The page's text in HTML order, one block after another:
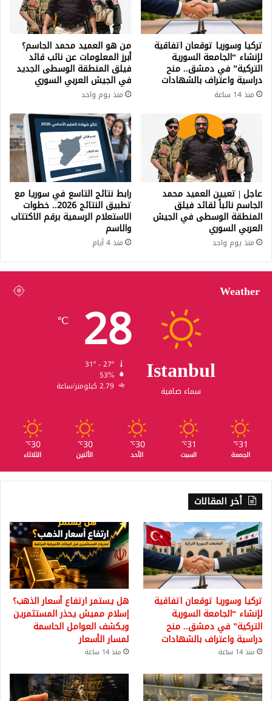
تركيا وسوريا توقعان اتفاقية
لإنشاء “الجامعة السورية
التركية” في دمشق.. منح
دراسية واعتراف بالشهادات
منذ 14 ساعة
من هو العميد محمد الجاسم؟
أبرز المعلومات عن نائب قائد
فيلق المنطقة الوسطى الجديد
في الجيش العربي السوري
منذ يوم واحد
عاجل | تعيين العميد محمد
الجاسم نائباً لقائد فيلق
المنطقة الوسطى في الجيش
العربي السوري
منذ يوم واحد
رابط نتائج التاسع في سوريا مع
تطبيق النتائج 2026.. خطوات
الاستعلام الرسمية برقم الاكتتاب
والاسم
منذ 4 أيام
Weather
Istanbul
سماء صافية
28
℃
53%
2.79 كيلومتر/ساعة
31
℃
الجمعة
31
℃
السبت
30
℃
الأحد
30
℃
الأثنين
30
℃
الثلاثاء
أخر المقالات
تركيا وسوريا توقعان اتفاقية
لإنشاء “الجامعة السورية
التركية” في دمشق.. منح
دراسية واعتراف بالشهادات
منذ 14 ساعة
هل يستمر ارتفاع أسعار الذهب؟
إسلام مميش يحذر المستثمرين
ويكشف العوامل الحاسمة
لمسار الأسعار
منذ 14 ساعة